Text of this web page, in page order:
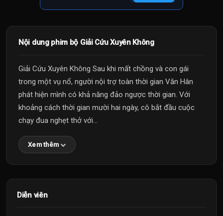
Nội dung phim bộ Giải Cứu Xuyên Không
Giải Cứu Xuyên Không Sau khi mất chồng và con gái
trong một vụ nổ, người nội trợ toàn thời gian Văn Hân
phát hiện mình có khả năng đảo ngược thời gian. Với
khoảng cách thời gian mười hai ngày, cô bắt đầu cuộc
chạy đua nghẹt thở với...
Xem thêm
Diễn viên